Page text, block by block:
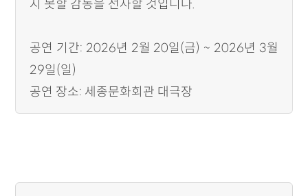
지 못할 감동을 선사할 것입니다.
공연 기간: 2026년 2월 20일(금) ~ 2026년 3월
29일(일)
공연 장소: 세종문화회관 대극장